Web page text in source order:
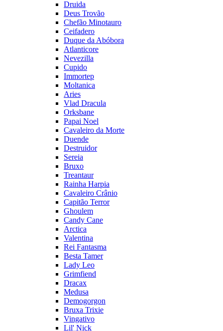
Druida
Deus Trovão
Chefão Minotauro
Ceifadero
Duque da Abóbora
Atlanticore
Nevezilla
Cupido
Immortep
Moltanica
Aries
Vlad Dracula
Orksbane
Papai Noel
Cavaleiro da Morte
Duende
Destruidor
Sereia
Bruxo
Treantaur
Rainha Harpia
Cavaleiro Crânio
Capitão Terror
Ghoulem
Candy Cane
Arctica
Valentina
Rei Fantasma
Besta Tamer
Lady Leo
Grimfiend
Dracax
Medusa
Demogorgon
Bruxa Trixie
Vingativo
Lil' Nick